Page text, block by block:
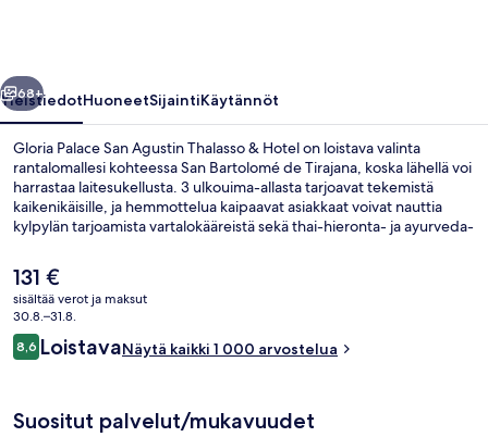
valokuvagalleria
Seuraava
68+
YleistiedotHuoneetSijaintiKäytännöt
Gloria Palace San Agustin Thalasso & Hotel on loistava valinta
rantalomallesi kohteessa San Bartolomé de Tirajana, koska lähellä voi
harrastaa laitesukellusta. 3 ulkouima-allasta tarjoavat tekemistä
kaikenikäisille, ja hemmottelua kaipaavat asiakkaat voivat nauttia
kylpylän tarjoamista vartalokääreistä sekä thai-hieronta- ja ayurveda-
erikoisuuksiin kuuluu paikallinen keittiö. Muihin majoituspaikan
kohokohtiin kuuluvat 5 baaria/loungea, maksuton lastenkerho ja
allasbaari. Matkailijat arvostavat suuresti majoituspaikan avuliasta
henkilökuntaa.
Nykyinen
hinta
on
131 €
131 €
sisältää verot ja maksut
30.8.–31.8.
Arvostelut
8,68,6 kautta 10.
LoistavaNäytä kaikki 1 000 arvostelua
Suositut palvelut/mukavuudet